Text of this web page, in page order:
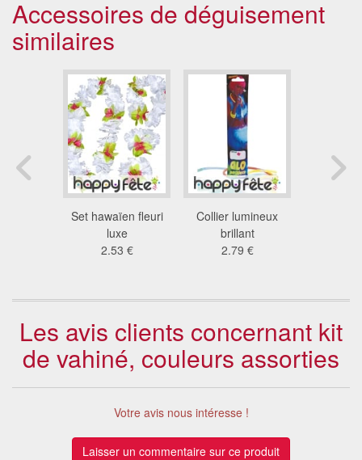
Accessoires de déguisement
similaires
Set hawaïen fleuri
luxe
2.53 €
Collier lumineux
brillant
2.79 €
Les avis clients concernant kit
de vahiné, couleurs assorties
Votre avis nous intéresse !
Laisser un commentaire sur ce produit